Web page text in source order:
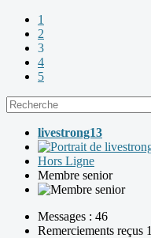
1
2
3
4
5
livestrong13
Hors Ligne
Membre senior
Messages : 46
Remerciements reçus 1